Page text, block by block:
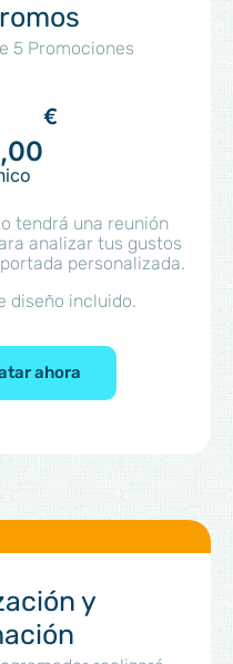
5 Promociones
,00
€
tendrá una reunión
analizar tus gustos
personalizada.
diseño incluido.
ahora
y